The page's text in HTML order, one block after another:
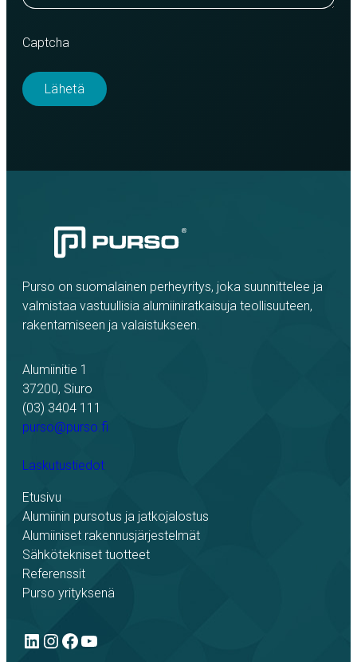
Captcha
Purso on suomalainen perheyritys, joka suunnittelee ja
valmistaa vastuullisia alumiiniratkaisuja teollisuuteen,
rakentamiseen ja valaistukseen.
Alumiinitie 1
37200, Siuro
(03) 3404 111
purso@purso.fi
Laskutustiedot
Etusivu
Alumiinin pursotus ja jatkojalostus
Alumiiniset rakennusjärjestelmät
Sähkötekniset tuotteet
Referenssit
Purso yrityksenä
LinkedIn
Instagram
Facebook
YouTube